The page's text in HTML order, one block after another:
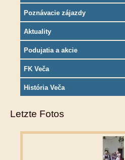
Poznávacie zájazdy
Aktuality
Podujatia a akcie
FK Veča
História Veča
Letzte Fotos